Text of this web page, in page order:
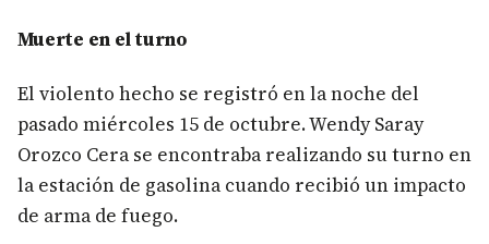
Muerte en el turno
El violento hecho se registró en la noche del
pasado miércoles 15 de octubre. Wendy Saray
Orozco Cera se encontraba realizando su turno en
la estación de gasolina cuando recibió un impacto
de arma de fuego.